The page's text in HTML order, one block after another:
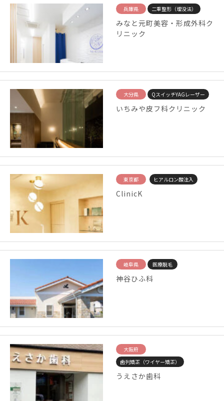
兵庫県 二重整形（埋没法）
みなと元町美容・形成外科ク
リニック
大分県 QスイッチYAGレーザー
いちみや皮フ科クリニック
東京都 ヒアルロン酸注入
ClinicK
岐阜県 医療脱毛
神谷ひふ科
大阪府
歯列矯正（ワイヤー矯正）
うえさか歯科